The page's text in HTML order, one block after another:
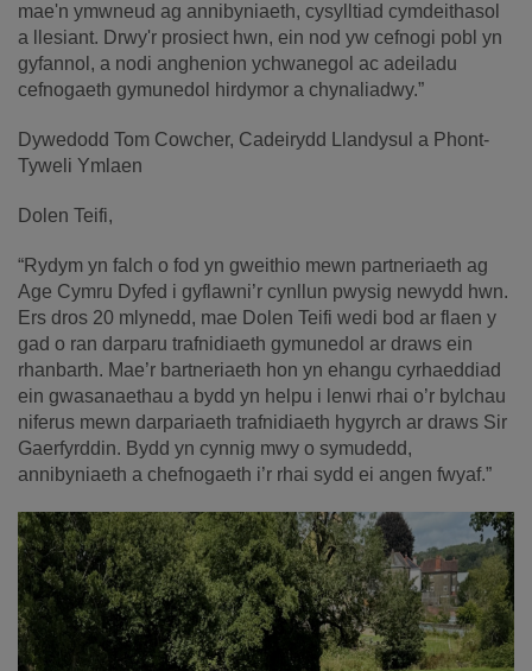
mae'n ymwneud ag annibyniaeth, cysylltiad cymdeithasol
a llesiant. Drwy'r prosiect hwn, ein nod yw cefnogi pobl yn
gyfannol, a nodi anghenion ychwanegol ac adeiladu
cefnogaeth gymunedol hirdymor a chynaliadwy.”
Dywedodd Tom Cowcher, Cadeirydd Llandysul a Phont-
Tyweli Ymlaen
Dolen Teifi,
“Rydym yn falch o fod yn gweithio mewn partneriaeth ag
Age Cymru Dyfed i gyflawni’r cynllun pwysig newydd hwn.
Ers dros 20 mlynedd, mae Dolen Teifi wedi bod ar flaen y
gad o ran darparu trafnidiaeth gymunedol ar draws ein
rhanbarth. Mae’r bartneriaeth hon yn ehangu cyrhaeddiad
ein gwasanaethau a bydd yn helpu i lenwi rhai o’r bylchau
niferus mewn darpariaeth trafnidiaeth hygyrch ar draws Sir
Gaerfyrddin. Bydd yn cynnig mwy o symudedd,
annibyniaeth a chefnogaeth i’r rhai sydd ei angen fwyaf.”